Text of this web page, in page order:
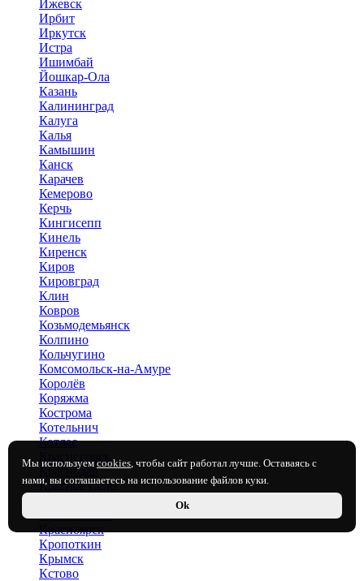
Мы используем cookies, чтобы сайт работал лучше. Оставаясь с
нами, вы соглашаетесь на использование файлов куки.
Ok
Ижевск
Ирбит
Иркутск
Истра
Ишимбай
Йошкар-Ола
Казань
Калининград
Калуга
Калья
Камышин
Канск
Карачев
Кемерово
Керчь
Кингисепп
Кинель
Киренск
Киров
Кировград
Клин
Ковров
Козьмодемьянск
Колпино
Кольчугино
Комсомольск-на-Амуре
Королёв
Коряжма
Кострома
Котельнич
Котлас
Краснодар
Красное Село
Красноярск
Кропоткин
Крымск
Кстово